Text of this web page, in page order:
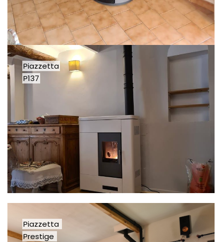
Piazzetta
P137
Piazzetta
Prestige